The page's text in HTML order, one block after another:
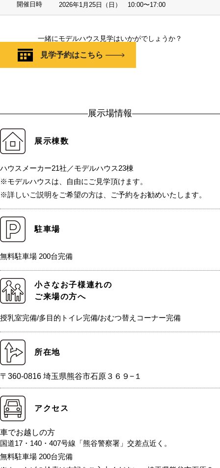
開催日時 2026年1月25日（日） 10:00〜17:00
一緒にモデルハウス見学はいかがでしょうか？
見学予約はこちら
展示場情報
展示棟数
ハウスメーカー21社／モデルハウス23棟
※モデルハウスは、自由にご見学頂けます。
※詳しいご説明をご希望の方は、ご予約をお勧めいたします。
駐車場
無料駐車場 200台完備
小さなお子様連れの
ご来場の方へ
授乳室完備/多目的トイレ完備/おむつ替えコーナー完備
所在地
〒360-0816 埼玉県熊谷市石原３６９−１
アクセス
車でお越しの方
国道17・140・407号線「熊谷警察署」交差点近く。
無料駐車場 200台完備